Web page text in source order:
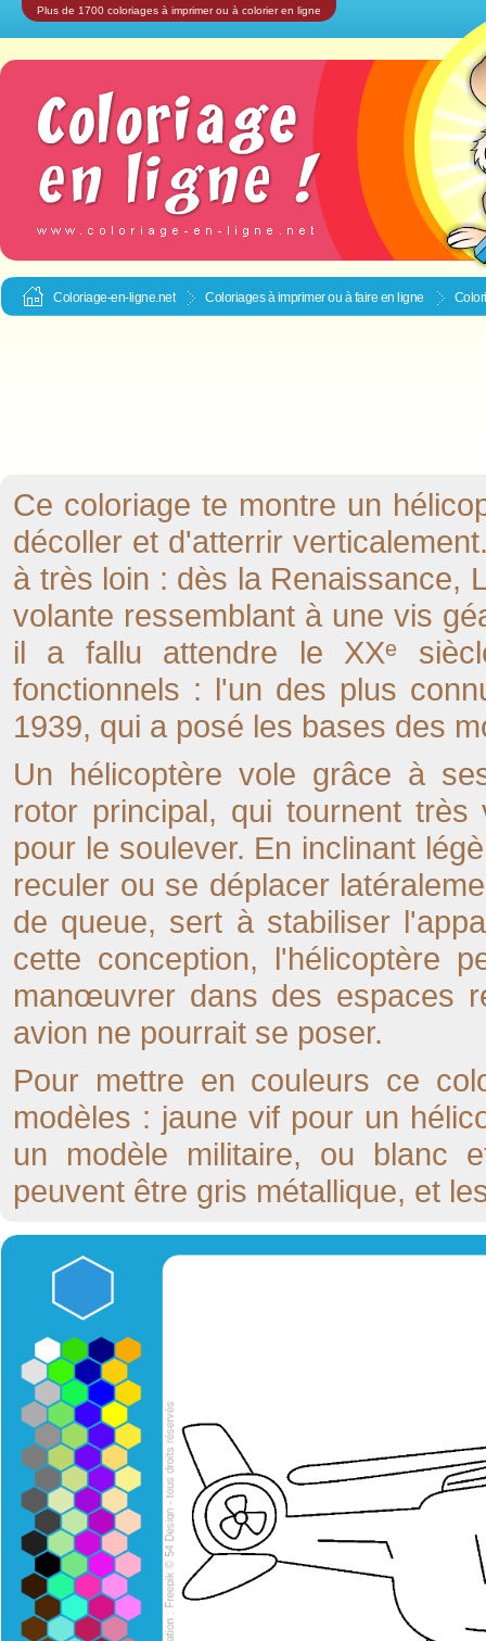
Plus de 1700 coloriages à imprimer ou à colorier en ligne
Coloriage-en-ligne.net Coloriages à imprimer ou à faire en ligne
Ce coloriage te montre un
décoller et d'atterrir
à très loin : dès la Renaissance,
volante ressemblant à une vis
il a fallu attendre le XXᵉ
fonctionnels : l'un des plus
1939, qui a posé les bases des
Un hélicoptère vole grâce à
rotor principal, qui tournent
pour le soulever. En inclinant
reculer ou se déplacer
de queue, sert à stabiliser
cette conception, l'hélicoptère
manœuvrer dans des espaces
avion ne pourrait se poser.
Pour mettre en couleurs ce
modèles : jaune vif pour un
un modèle militaire, ou blanc
peuvent être gris métallique, et